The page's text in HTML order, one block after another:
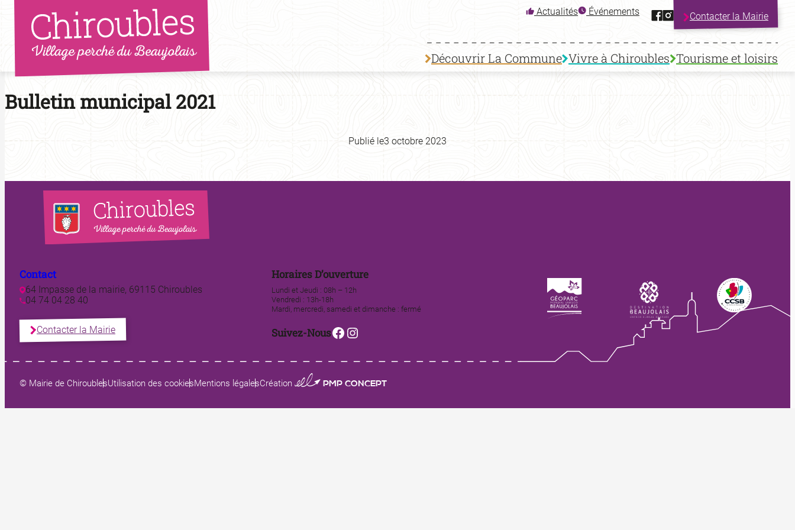
Aller
au
contenu
Actualités Événements Facebook
Instagram
Contacter la Mairie
Découvrir La Commune Vivre à Chiroubles Tourisme et loisirs
Bulletin municipal 2021
Publié le3 octobre 2023
Contact
64 Impasse de la mairie, 69115 Chiroubles
04 74 04 28 40
Contacter la Mairie
Horaires D’ouverture
Lundi et Jeudi : 08h – 12h
Vendredi : 13h-18h
Mardi, mercredi, samedi et dimanche : fermé
Suivez-NousFacebook
Instagram
© Mairie de ChiroublesUtilisation des cookiesMentions légalesCréation 0123 PMP CONCEPT